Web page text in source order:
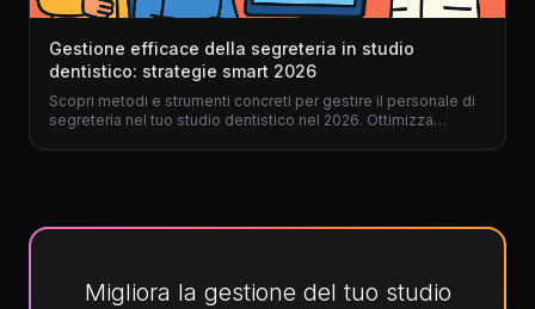
Gestione efficace della segreteria in studio
dentistico: strategie smart 2026
Scopri metodi e strumenti concreti per gestire il personale di
segreteria nel tuo studio dentistico nel 2026. Ottimizza
Migliora la gestione del tuo studio